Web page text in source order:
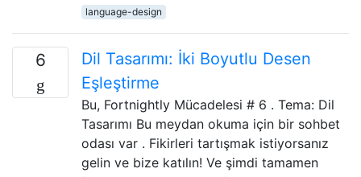
language-design
6
Dil Tasarımı: İki Boyutlu Desen
Eşleştirme
Bu, Fortnightly Mücadelesi # 6 . Tema: Dil
Tasarımı Bu meydan okuma için bir sohbet
odası var . Fikirleri tartışmak istiyorsanız
gelin ve bize katılın! Ve şimdi tamamen